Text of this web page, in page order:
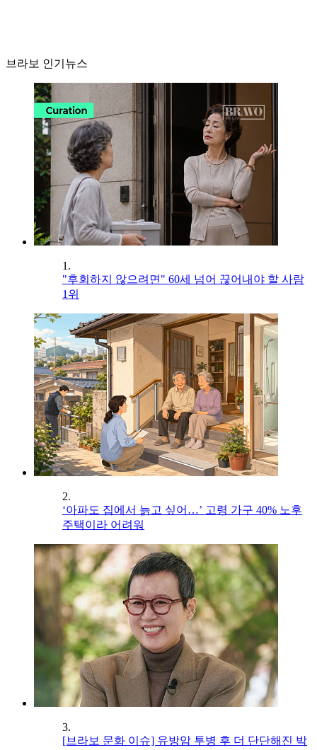
브라보 인기뉴스
1.
"후회하지 않으려면" 60세 넘어 끊어내야 할 사람
1위
2.
‘아파도 집에서 늙고 싶어…’ 고령 가구 40% 노후
주택이라 어려워
3.
[브라보 문화 이슈] 유방암 투병 후 더 단단해진 박